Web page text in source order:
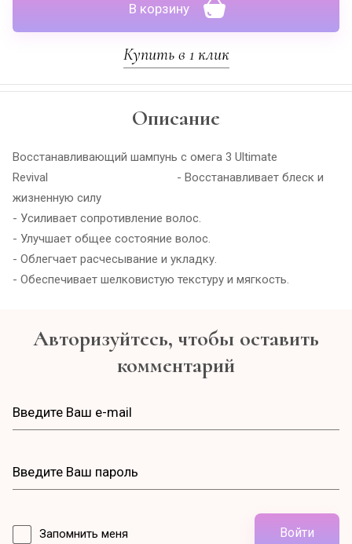
В корзину
Купить в 1 клик
Описание
Восстанавливающий шампунь с омега 3 Ultimate
Revival - Восстанавливает блеск и
жизненную силу
- Усиливает сопротивление волос.
- Улучшает общее состояние волос.
- Облегчает расчесывание и укладку.
- Обеспечивает шелковистую текстуру и мягкость.
Авторизуйтесь, чтобы оставить
комментарий
Запомнить меня Войти